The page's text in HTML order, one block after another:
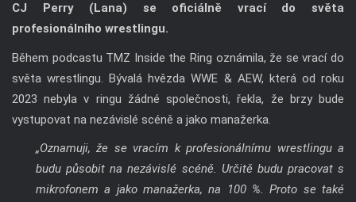
CJ Perry (Lana) se oficiálně vrací do světa
profesionálního wrestlingu.
Během podcastu TMZ Inside the Ring oznámila, že se vrací do
světa wrestlingu. Bývalá hvězda WWE & AEW, která od roku
2023 nebyla v ringu žádné společnosti, řekla, že brzy bude
vystupovat na nezávislé scéně a jako manažerka.
„Oznamuji, že se vracím k profesionálnímu wrestlingu a
budu působit na nezávislé scéně. Určitě budu pracovat s
mikrofonem a jako manažerka, na 100 %. Proto se také